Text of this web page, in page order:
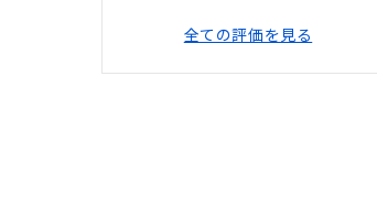
全ての評価を見る